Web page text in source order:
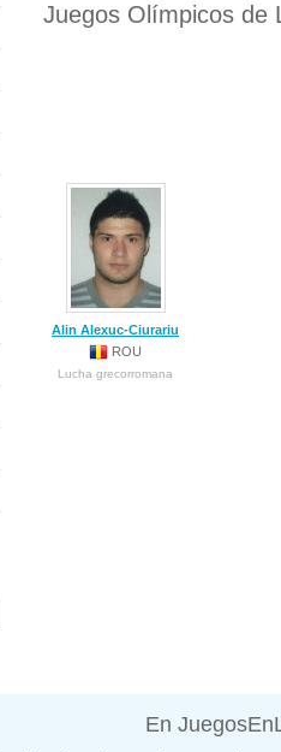
Juegos Olímpicos de
Alin Alexuc-Ciurariu
ROU
Lucha grecorromana
En